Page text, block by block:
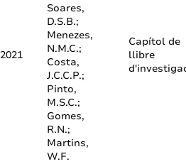
2021
Soares,
D.S.B.;
Menezes,
N.M.C.;
Costa,
J.C.C.P.;
Pinto,
M.S.C.;
Gomes,
R.N.;
Martins,
W.F.
Capítol de
llibre